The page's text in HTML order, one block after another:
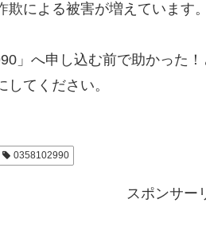
欺による被害が増えています。
」へ申し込む前で助かった
てください。
0358102990
スポンサー